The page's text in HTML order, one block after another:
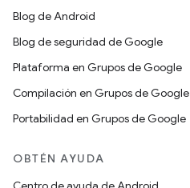
Blog de Android
Blog de seguridad de Google
Plataforma en Grupos de Google
Compilación en Grupos de Google
Portabilidad en Grupos de Google
OBTÉN AYUDA